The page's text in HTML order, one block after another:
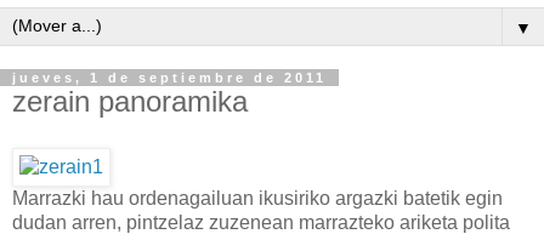
▼
jueves, 1 de septiembre de 2011
zerain panoramika
Marrazki hau ordenagailuan ikusiriko argazki batetik egin
dudan arren, pintzelaz zuzenean marrazteko ariketa polita